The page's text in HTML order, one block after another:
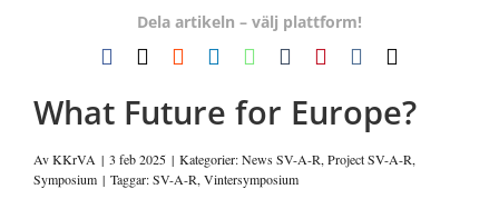
Dela artikeln – välj plattform!
Facebook RedditLinkedInWhatsApp
TumblrPinterest
Vk
What Future for Europe?
AvKKrVA | 3 feb 2025 | Kategorier:News SV-A-R, Project SV-A-R,
Symposium | Taggar:SV-A-R, Vintersymposium